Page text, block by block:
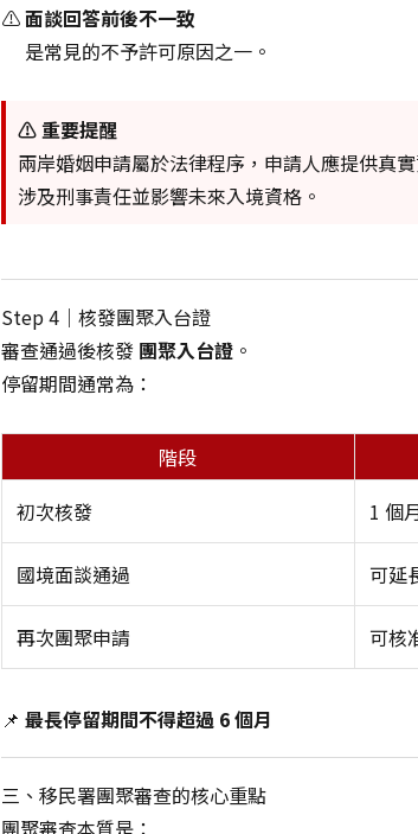
⚠️面談回答前後不一致
是常見的不予許可原因之一。
⚠️ 重要提醒
兩岸婚姻申請屬於法律程序，申請人應提供真
涉及刑事責任並影響未來入境資格。
Step 4｜核發團聚入台證
審查通過後核發 團聚入台證。
停留期間通常為：
階段
初次核發
1 個
國境面談通過 可延
再次團聚申請 可核
📌 最長停留期間不得超過 6 個月
三、移民署團聚審查的核心重點
團聚審查本質是：